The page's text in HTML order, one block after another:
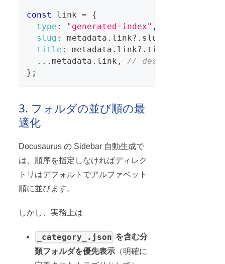
const link =
{
type : "generated-index" ,
slug : metadata . link?. slug
title : metadata . link?. title
...metadata . link ,
// description などその
} ;
3. フォルダの並び順の最
適化
Docusaurus の Sidebar 自動生成で
は、順序を指定しなければディレク
トリはデフォルトでアルファベット
順に並びます。
しかし、実務上は
_category_.json を含む分
類フォルダを優先表示 （明確に